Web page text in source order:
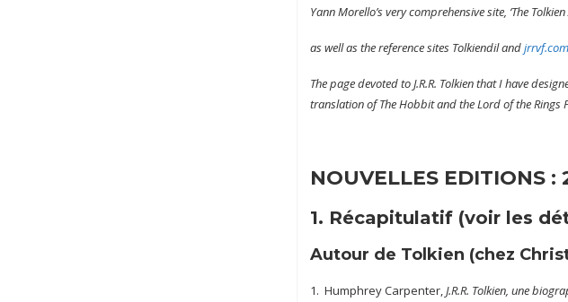
Yann Morello’s very comprehensive site, ‘The Tolkien
as well as the reference sites Tolkiendil andjrrvf.com
The page devoted to J.R.R. Tolkien that I have
translation of The Hobbit and the Lord of the Rings
NOUVELLES EDITIONS
1. Récapitulatif (voir les
Autour de Tolkien (chez
1. Humphrey Carpenter,J.R.R. Tolkien, une